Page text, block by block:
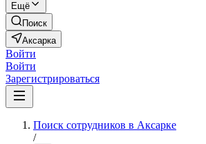
Ещё
Поиск
Аксарка
Войти
Войти
Зарегистрироваться
Поиск сотрудников в Аксарке
/